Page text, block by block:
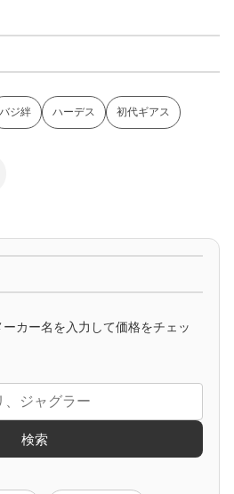
バジ絆 ハーデス 初代ギアス
アイム ゴージャグ ハッピー
化物語 炎炎ノ消防隊
カー名を入力して価格をチェッ
検索